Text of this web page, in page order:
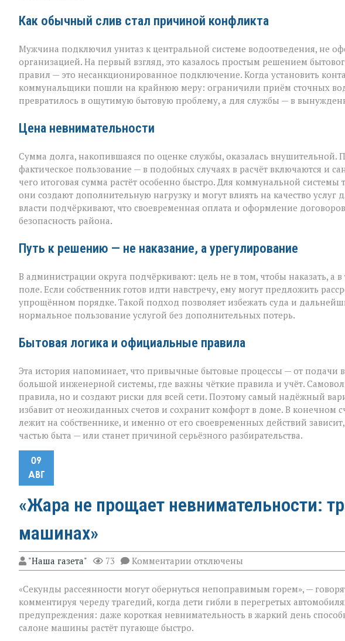
серьёзным
Как обычный слив стал причиной конфликта
Мужчина подключил унитаз к центральной системе водоотведения, не
организацией. На первый взгляд, это казалось простым решением
правил — это несанкционированное подключение. Когда установить
коммунальщики пошли на крайнюю меру: ограничили приём сточных
превратилось в ощутимую бытовую проблему, а для службы — в
Цена невнимательности
Сумма долга, накопившаяся по оценке службы, оказалась внушительной.
фактическое пользование — в подобных случаях в расчёт включаются и
чего итоговая сумма растёт особенно быстро. Для коммунальной
они создают дополнительную нагрузку и могут влиять на качество услуг
власти подчёркивают, что своевременная оплата и оформление
безопасность района.
Путь к решению — не наказание, а урегулирование
В администрации округа подчёркивают: цель не в том, чтобы наказать, а
поле. Если собственник готов идти навстречу, ему могут предложить
упрощённом порядке. Такой подход позволяет избежать суда и
нормальное пользование услугой без дополнительных потерь.
Бытовая логика и официальные правила
Эта история напоминает, что привычные бытовые процессы — от подачи
большой инженерной системы, где важны чёткие правила и учёт.
правила, но и создают риски для всей сети. Поэтому самый надёжный
избавит от неожиданных счетов и сохранит комфорт в доме. В конечном
лежит на собственнике, и именно от его своевременных действий
частью быта — или станет причиной серьёзного разбирательства.
09
АВГ
«Жара не прощает невнимательности:
машинах»
"Наша газета" 73 Комментарии к
записи
не
прощает
невнимательности:
трагедии
в
отключены
«Секунды рассеянности могут обернуться непоправимым горем», —
комментируя череду трагедий, когда дети гибли в перегретых
предупреждения: даже короткая невнимательность в жаркий день
салоне машины растёт пугающе быстро.